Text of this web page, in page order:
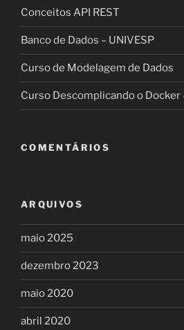
Conceitos API REST
Banco de Dados – UNIVESP
Curso de Modelagem de Dados
Curso Descomplicando o Docker
COMENTÁRIOS
ARQUIVOS
maio 2025
dezembro 2023
maio 2020
abril 2020